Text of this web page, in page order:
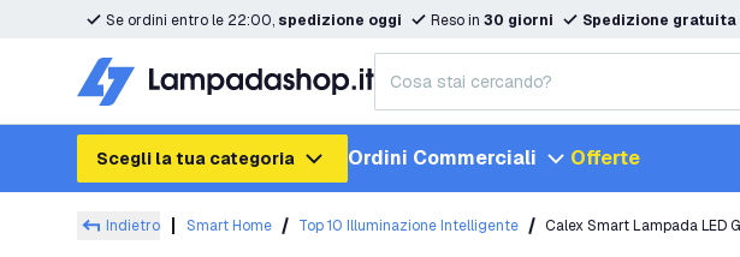
Se ordini entro le 22:00, spedizione oggi Reso in 30 giorni Spedizione gratuita
Scegli la tua categoria Ordini Commerciali Offerte
Indietro Smart Home Top 10 Illuminazione Intelligente Calex Smart Lampada LED